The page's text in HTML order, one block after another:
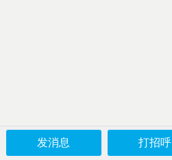
发消息 打招呼
版块